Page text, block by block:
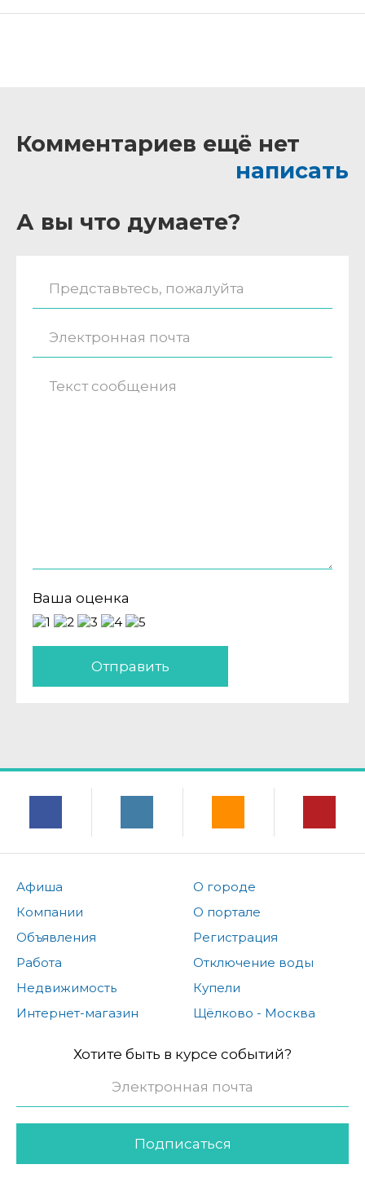
Комментариев ещё нет
написать
А вы что думаете?
Ваша оценка
Отправить
Афиша
Компании
Объявления
Работа
Недвижимость
Интернет-магазин
О городе
О портале
Регистрация
Отключение воды
Купели
Щёлково - Москва
Хотите быть в курсе событий?
Подписаться